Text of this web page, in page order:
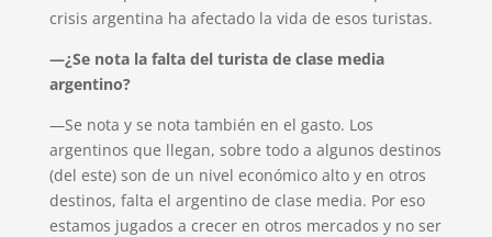
crisis argentina ha afectado la vida de esos turistas.
—¿Se nota la falta del turista de clase media
argentino?
—Se nota y se nota también en el gasto. Los
argentinos que llegan, sobre todo a algunos destinos
(del este) son de un nivel económico alto y en otros
destinos, falta el argentino de clase media. Por eso
estamos jugados a crecer en otros mercados y no ser